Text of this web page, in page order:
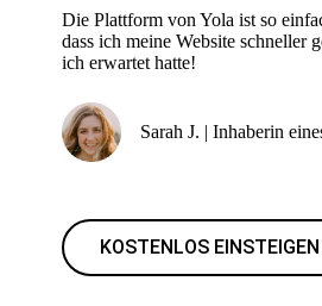
Die Plattform von Yola ist so
dass ich meine Website schneller
ich erwartet hatte!
Sarah J. | Inhaberin
KOSTENLOS EINSTEIGEN